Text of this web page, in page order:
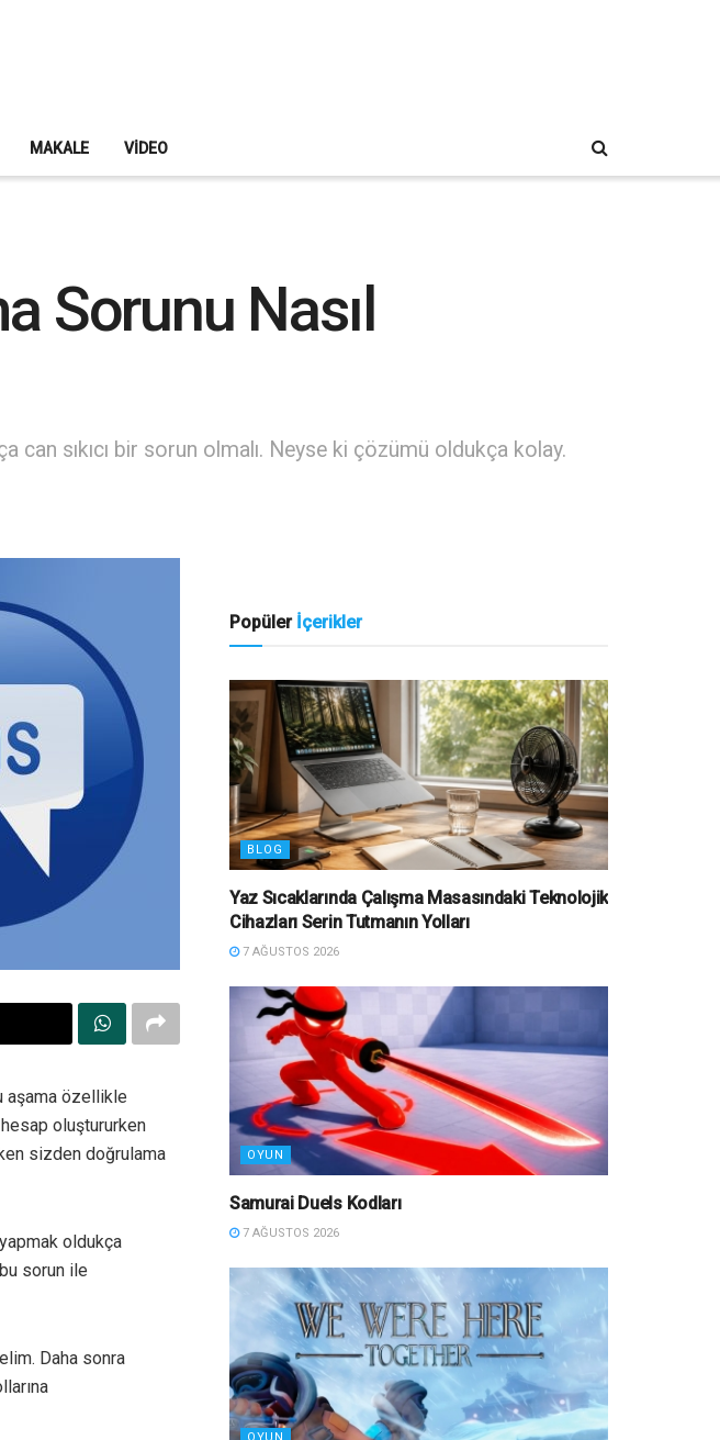
MAKALE VIDEO
Sorunu Nasıl
sıkıcı bir sorun olmalı. Neyse ki çözümü oldukça kolay.
aşama özellikle
hesap oluştururken
sizden doğrulama
oldukça
sorun ile
Daha sonra
Popüler İçerikler
BLOG
Yaz Sıcaklarında Çalışma Masasındaki Teknolojik
Cihazları Serin Tutmanın Yolları
7 AĞUSTOS 2026
OYUN
Samurai Duels Kodları
7 AĞUSTOS 2026
OYUN